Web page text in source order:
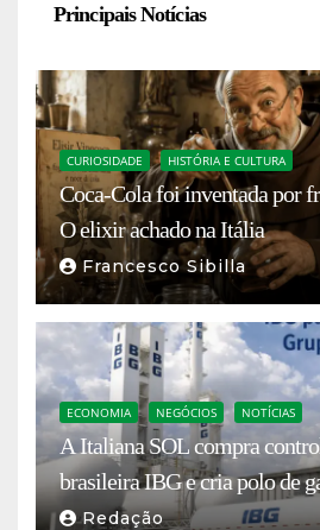
Principais Notícias
CURIOSIDADE HISTÓRIA E CULTURA
Coca-Cola foi inventada por
O elixir achado na Itália
Francesco Sibilla
ECONOMIA NEGÓCIOS NOTÍCIAS
A Italiana SOL compra
brasileira IBG e cria polo de
Redação